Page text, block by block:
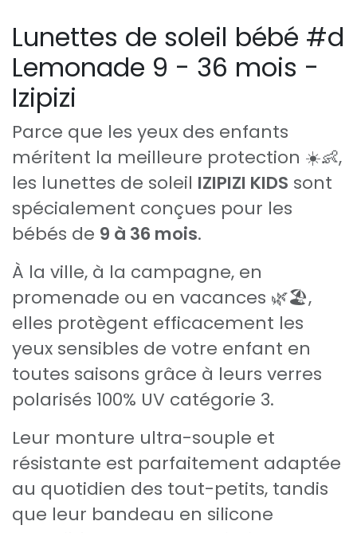
Lunettes de soleil bébé #d
Lemonade 9 - 36 mois -
Izipizi
Parce que les yeux des enfants
méritent la meilleure protection ☀️👶,
les lunettes de soleil IZIPIZI KIDS sont
spécialement conçues pour les
bébés de 9 à 36 mois.
À la ville, à la campagne, en
promenade ou en vacances 🌿🏖️,
elles protègent efficacement les
yeux sensibles de votre enfant en
toutes saisons grâce à leurs verres
polarisés 100% UV catégorie 3.
Leur monture ultra-souple et
résistante est parfaitement adaptée
au quotidien des tout-petits, tandis
que leur bandeau en silicone